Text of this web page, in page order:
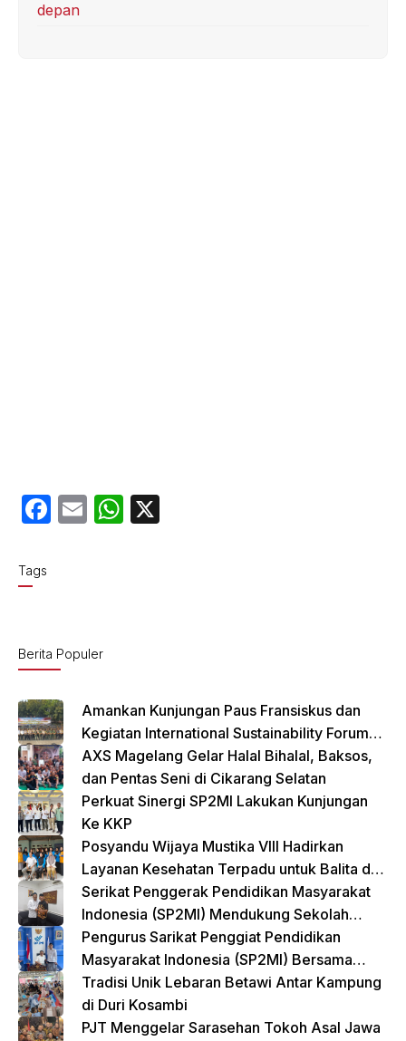
depan
F
o
o
k
E
W
Tags
Berita Populer
Amankan Kunjungan Paus Fransiskus dan
Kegiatan International Sustainability Forum
(ISF) 2024 TNI-Polri Gelar Apel Pasukan
Gabungan
AXS Magelang Gelar Halal Bihalal, Baksos,
dan Pentas Seni di Cikarang Selatan
Perkuat Sinergi SP2MI Lakukan Kunjungan
Ke KKP
Posyandu Wijaya Mustika VIII Hadirkan
Layanan Kesehatan Terpadu untuk Balita dan
Lansia
Serikat Penggerak Pendidikan Masyarakat
Indonesia (SP2MI) Mendukung Sekolah
Rakyat yang Digagas oleh Kemensos
Pengurus Sarikat Penggiat Pendidikan
Masyarakat Indonesia (SP2MI) Bersama
Nusadaya Akademik Kunjungi Kementerian
BP2MI
Tradisi Unik Lebaran Betawi Antar Kampung
di Duri Kosambi
PJT Menggelar Sarasehan Tokoh Asal Jawa